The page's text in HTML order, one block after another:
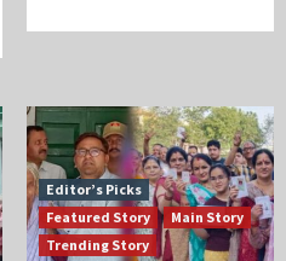
Editor’s Picks
Featured Story
Main Story
Trending Story